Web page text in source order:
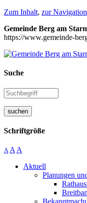
Zum Inhalt, zur Navigation
Gemeinde Berg am
https://www.gemeinde-
Suche
suchen
Schriftgröße
A A A
Aktuell
Planungen